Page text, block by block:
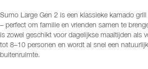
Sumo Large Gen 2 is een klassieke kamado
– perfect om familie en vrienden samen te
is zowel geschikt voor dagelijkse maaltijden als
tot 8–10 personen en wordt al snel een
buitenruimte.